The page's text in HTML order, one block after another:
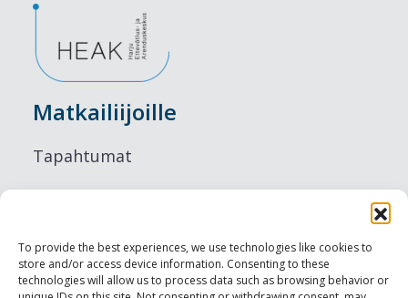
To provide the best experiences, we use technologies like cookies to
store and/or access device information. Consenting to these
technologies will allow us to process data such as browsing behavior or
Matkailiijoille
Tapahtumat
Ruokailu
Nähtävyydet